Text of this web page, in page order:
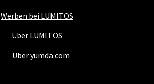
Werben bei LUMITOS
Über LUMITOS
Über yumda.com